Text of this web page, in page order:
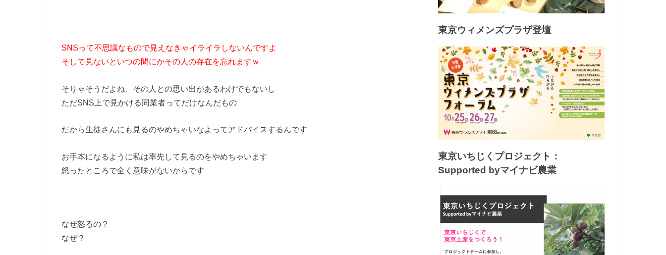
SNSって不思議なもので見えなきゃイライラしないんですよ
そして見ないといつの間にかその人の存在を忘れますｗ
そりゃそうだよね、その人との思い出があるわけでもないし
ただSNS上で見かける同業者ってだけなんだもの
だから生徒さんにも見るのやめちゃいなよってアドバイスするんです
お手本になるように私は率先して見るのをやめちゃいます
怒ったところで全く意味がないからです
なぜ怒るの？
なぜ？
東京ウィメンズプラザ登壇
東京いちじくプロジェクト：
Supported byマイナビ農業